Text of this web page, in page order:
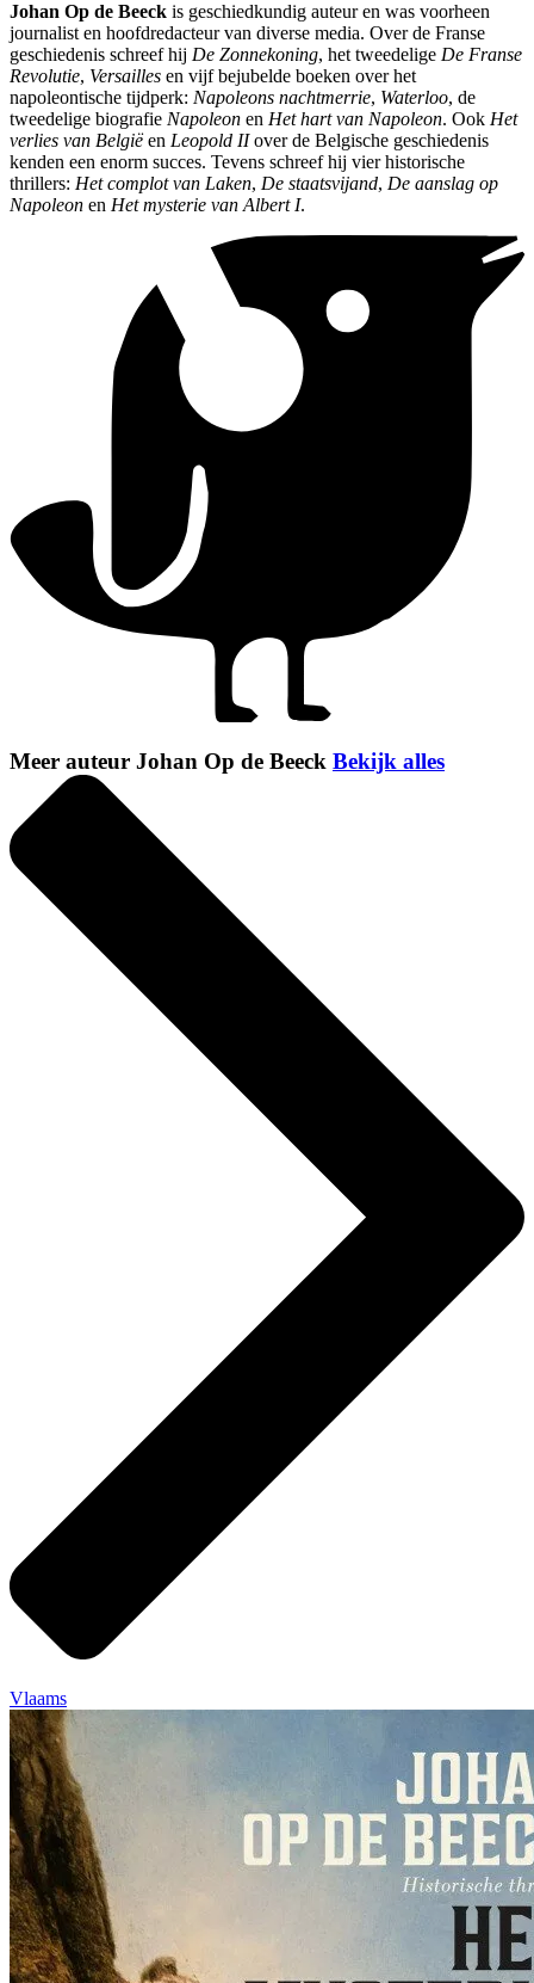
Johan Op de Beeck is geschiedkundig auteur en was voorheen
journalist en hoofdredacteur van diverse media. Over de Franse
geschiedenis schreef hij De Zonnekoning, het tweedelige De Franse
Revolutie, Versailles en vijf bejubelde boeken over het
napoleontische tijdperk: Napoleons nachtmerrie, Waterloo, de
tweedelige biografie Napoleon en Het hart van Napoleon. Ook Het
verlies van Belgiëen Leopold IIover de Belgische geschiedenis
kenden een enorm succes. Tevens schreef hij vier historische
thrillers: Het complot van Laken, De staatsvijand, De aanslag op
Napoleon en Het mysterie van Albert I.
Meer auteur Johan Op de Beeck Bekijk alles
Vlaams